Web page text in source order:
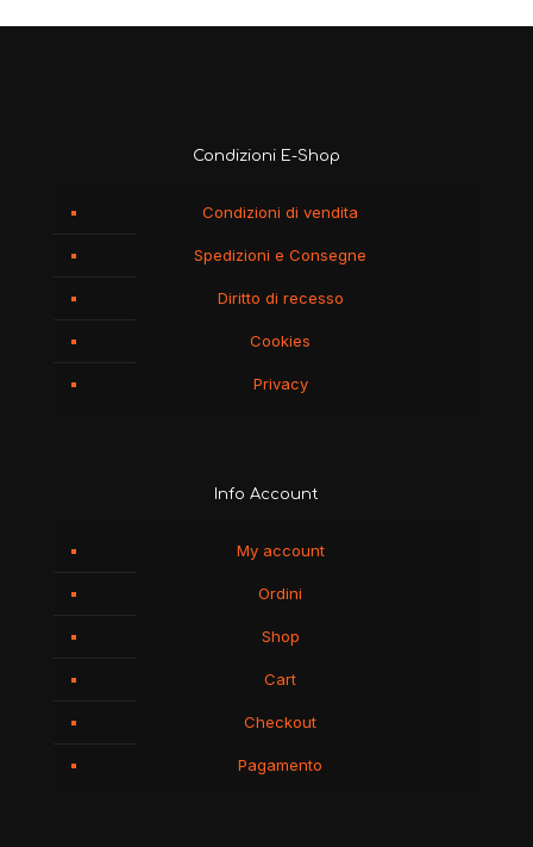
Condizioni E-Shop
Condizioni di vendita
Spedizioni e Consegne
Diritto di recesso
Cookies
Privacy
Info Account
My account
Ordini
Shop
Cart
Checkout
Pagamento